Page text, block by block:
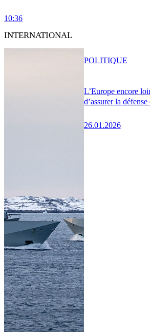
10:36
INTERNATIONAL
L’Europe encore
d’assurer la
26.01.2026
POLITIQUE